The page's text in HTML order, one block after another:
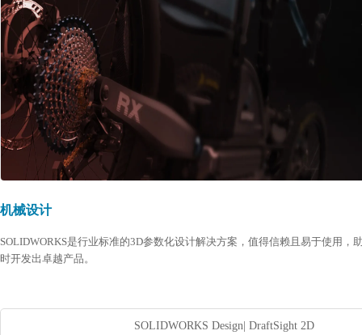
机械设计
SOLIDWORKS是行业标准的3D参数化设计解决方案，值得信赖且易于使用，
时开发出卓越产品。
SOLIDWORKS Design DraftSight 2D